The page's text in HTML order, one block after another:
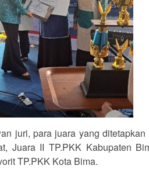
juri, para juara yang
Juara II TP.PKK Kabupaten
TP.PKK Kota Bima.